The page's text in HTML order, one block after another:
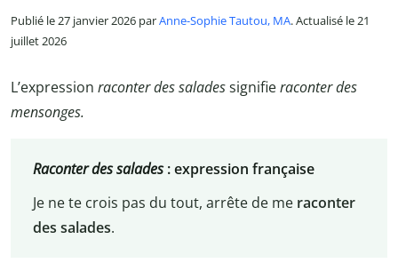
Publié le 27 janvier 2026 parAnne-Sophie Tautou, MA. Actualisé le 21
juillet 2026
L’expression raconter des saladessignifieraconter des
mensonges.
Raconter des salades:expression française
Je ne te crois pas du tout, arrête de me raconter
des salades.